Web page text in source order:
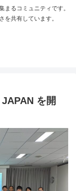
まるコミュニティです。
を共有しています。
を開